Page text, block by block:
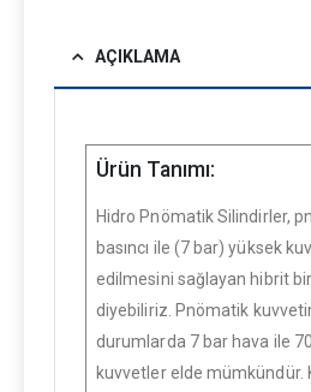
AÇIKLAMA
Ürün Tanımı:
Hidro Pnömatik Silindirler,
basıncı ile (7 bar) yüksek
edilmesini sağlayan hibrit
diyebiliriz. Pnömatik
durumlarda 7 bar hava ile
kuvvetler elde mümkündür.